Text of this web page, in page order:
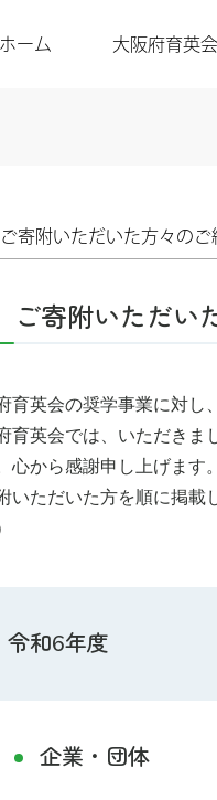
ホーム 大阪府育英
ご寄附いただいた方々のご
ご寄附いただい
育英会の奨学事業に対し
育英会では、いただきま
心から感謝申し上げます。
いただいた方を順に掲
令和6年度
企業・団体